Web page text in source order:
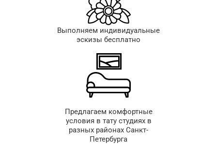
Выполняем индивидуальные
эскизы бесплатно
Предлагаем комфортные
условия в тату студиях в
разных районах Санкт-
Петербурга